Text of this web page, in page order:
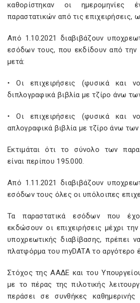
καθορίστηκαν οι ημερομηνίες
παραστατικών από τις επιχειρήσεις,
Από 1.10.2021 διαβιβάζουν
εσόδων τους, που εκδίδουν από την
μετά:
• Οι επιχειρήσεις (φυσικά και
διπλογραφικά βιβλία με τζίρο άνω
• Οι επιχειρήσεις (φυσικά και
απλογραφικά βιβλία με τζίρο άνω
Εκτιμάται ότι το σύνολο των
είναι περίπου 195.000.
Από 1.11.2021 διαβιβάζουν
εσόδων τους όλες οι υπόλοιπες
Τα παραστατικά εσόδων που
εκδώσουν οι επιχειρήσεις μέχρι
υποχρεωτικής διαβίβασης, πρέπει
πλατφόρμα του myDATA το αργότερο
Στόχος της ΑΑΔΕ και του
με το πέρας της πιλοτικής
περάσει σε συνθήκες καθημερινής